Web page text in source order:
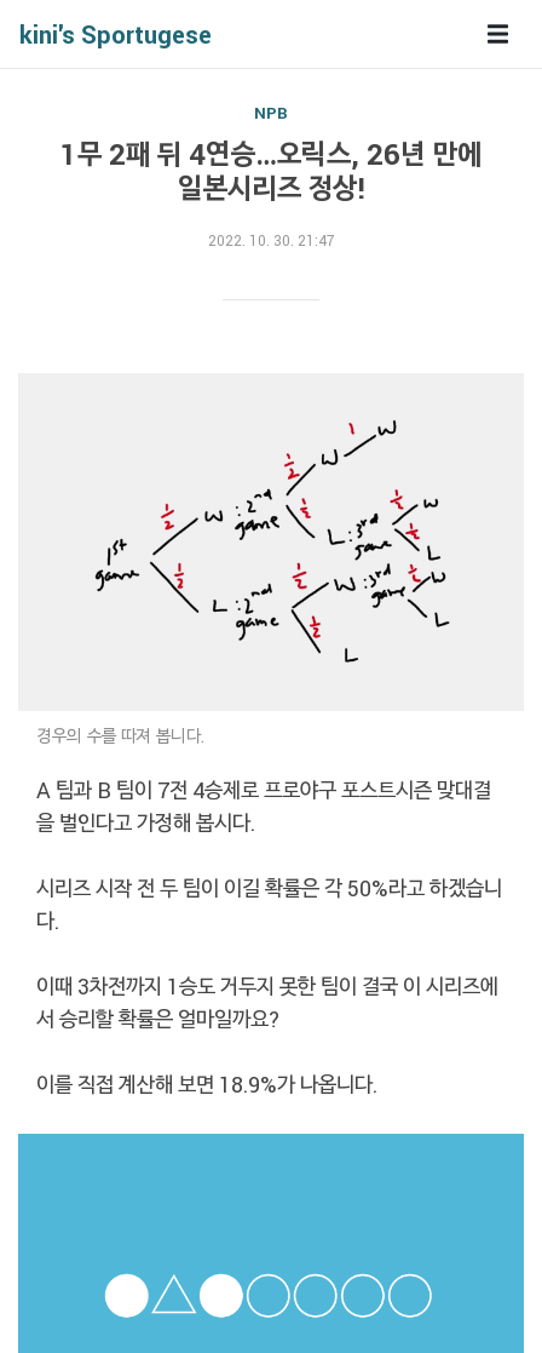
kini's Sportugese
NPB
1무 2패 뒤 4연승…오릭스, 26년 만에
일본시리즈 정상!
2022. 10. 30. 21:47
경우의 수를 따져 봅니다.
A 팀과 B 팀이 7전 4승제로 프로야구 포스트시즌 맞대결
을 벌인다고 가정해 봅시다.
시리즈 시작 전 두 팀이 이길 확률은 각 50%라고 하겠습니
다.
이때 3차전까지 1승도 거두지 못한 팀이 결국 이 시리즈에
서 승리할 확률은 얼마일까요?
이를 직접 계산해 보면 18.9%가 나옵니다.